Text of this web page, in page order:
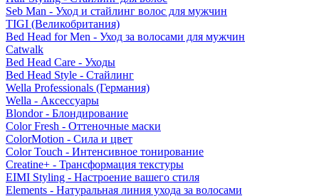
Seb Man - Уход и стайлинг волос для мужчин
TIGI (Великобритания)
Bed Head for Men - Уход за волосами для мужчин
Catwalk
Bed Head Care - Уходы
Bed Head Style - Стайлинг
Wella Professionals (Германия)
Wella - Аксессуары
Blondor - Блондирование
Color Fresh - Оттеночные маски
ColorMotion - Сила и цвет
Color Touch - Интенсивное тонирование
Creatine+ - Трансформация текстуры
EIMI Styling - Настроение вашего стиля
Elements - Натуральная линия ухода за волосами